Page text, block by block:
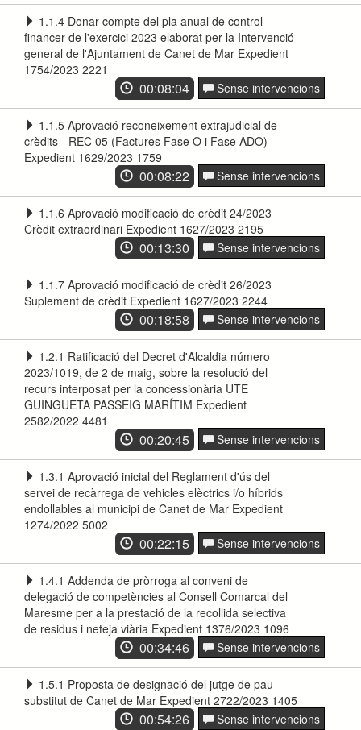
1.1.4 Donar compte del pla anual de control
financer de l'exercici 2023 elaborat per la Intervenció
general de l'Ajuntament de Canet de Mar Expedient
1754/2023 2221
00:08:04 Sense intervencions
1.1.5 Aprovació reconeixement extrajudicial de
crèdits - REC 05 (Factures Fase O i Fase ADO)
Expedient 1629/2023 1759
00:08:22 Sense intervencions
1.1.6 Aprovació modificació de crèdit 24/2023
Crèdit extraordinari Expedient 1627/2023 2195
00:13:30 Sense intervencions
1.1.7 Aprovació modificació de crèdit 26/2023
Suplement de crèdit Expedient 1627/2023 2244
00:18:58 Sense intervencions
1.2.1 Ratificació del Decret d'Alcaldia número
2023/1019, de 2 de maig, sobre la resolució del
recurs interposat per la concessionària UTE
GUINGUETA PASSEIG MARÍTIM Expedient
2582/2022 4481
00:20:45 Sense intervencions
1.3.1 Aprovació inicial del Reglament d'ús del
servei de recàrrega de vehicles elèctrics i/o híbrids
endollables al municipi de Canet de Mar Expedient
1274/2022 5002
00:22:15 Sense intervencions
1.4.1 Addenda de pròrroga al conveni de
delegació de competències al Consell Comarcal del
Maresme per a la prestació de la recollida selectiva
de residus i neteja viària Expedient 1376/2023 1096
00:34:46 Sense intervencions
1.5.1 Proposta de designació del jutge de pau
substitut de Canet de Mar Expedient 2722/2023 1405
00:54:26 Sense intervencions